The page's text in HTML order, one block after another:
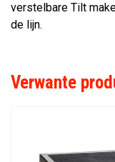
verstelbare Tilt
de lijn.
Verwante